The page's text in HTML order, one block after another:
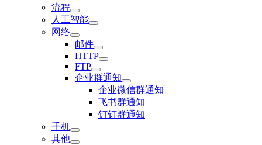
流程
人工智能
网络
邮件
HTTP
FTP
企业群通知
企业微信群通知
飞书群通知
钉钉群通知
手机
其他